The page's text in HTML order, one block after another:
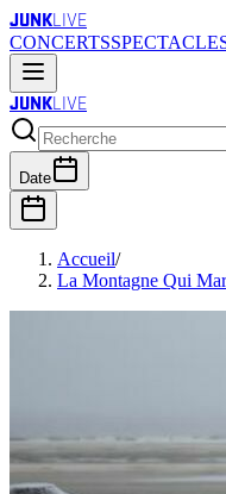
JUNKLIVE
CONCERTS
JUNKLIVE
Date
Accueil/
La Montagne Qui